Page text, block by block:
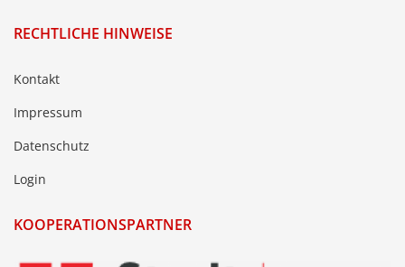
RECHTLICHE HINWEISE
Kontakt
Impressum
Datenschutz
Login
KOOPERATIONSPARTNER